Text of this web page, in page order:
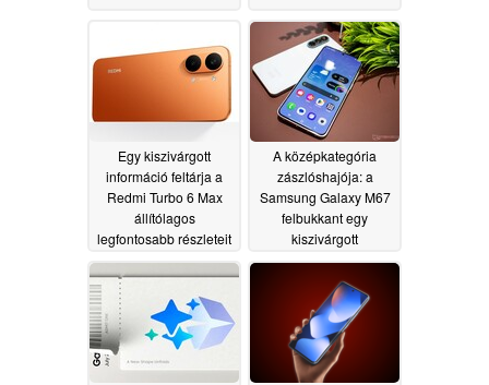
Egy kiszivárgott
információ feltárja a
Redmi Turbo 6 Max
állítólagos
legfontosabb részleteit
07/09/2026
A középkategória
zászlóshajója: a
Samsung Galaxy M67
felbukkant egy
kiszivárgott
teljesítménytesztben
07/09/2026